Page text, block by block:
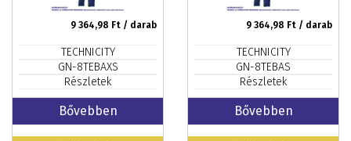
9 364,98 Ft / darab
TECHNICITY
GN-8TEBAXS
Részletek
Bővebben
9 364,98 Ft / darab
TECHNICITY
GN-8TEBAS
Részletek
Bővebben